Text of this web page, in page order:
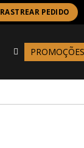
RASTREAR PEDIDO
PROMOÇÕES